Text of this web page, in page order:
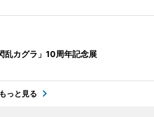
乱カグラ」10周年記念展
もっと見る